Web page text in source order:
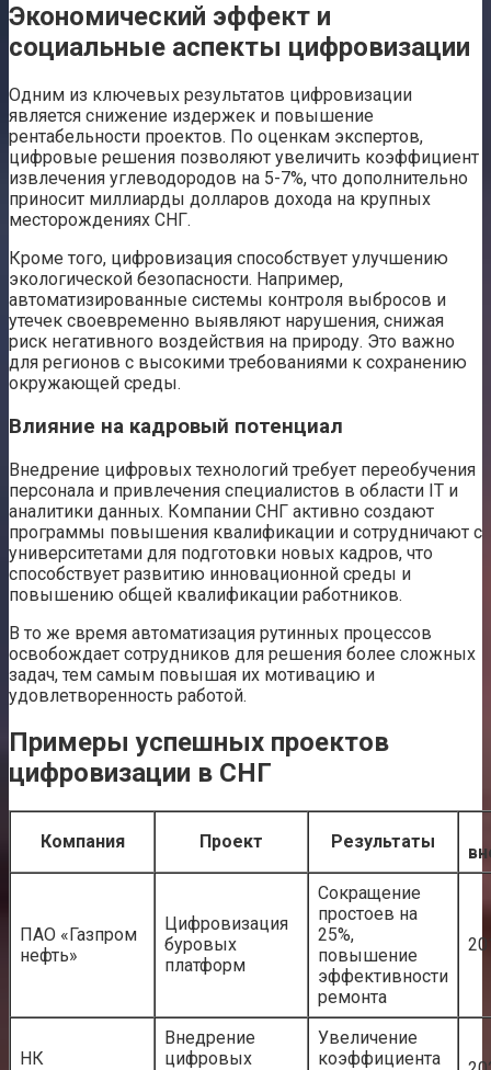
Экономический эффект и
социальные аспекты цифровизации
Одним из ключевых результатов цифровизации
является снижение издержек и повышение
рентабельности проектов. По оценкам экспертов,
цифровые решения позволяют увеличить коэффициент
извлечения углеводородов на 5-7%, что дополнительно
приносит миллиарды долларов дохода на крупных
месторождениях СНГ.
Кроме того, цифровизация способствует улучшению
экологической безопасности. Например,
автоматизированные системы контроля выбросов и
утечек своевременно выявляют нарушения, снижая
риск негативного воздействия на природу. Это важно
для регионов с высокими требованиями к сохранению
окружающей среды.
Влияние на кадровый потенциал
Внедрение цифровых технологий требует переобучения
персонала и привлечения специалистов в области IT и
аналитики данных. Компании СНГ активно создают
программы повышения квалификации и сотрудничают с
университетами для подготовки новых кадров, что
способствует развитию инновационной среды и
повышению общей квалификации работников.
В то же время автоматизация рутинных процессов
освобождает сотрудников для решения более сложных
задач, тем самым повышая их мотивацию и
удовлетворенность работой.
Примеры успешных проектов
цифровизации в СНГ
Компания Проект Результаты
ПАО «Газпром
нефть»
Цифровизация
буровых
платформ
Сокращение
простоев на
25%,
повышение
эффективности
ремонта
НК
Внедрение
цифровых
Увеличение
коэффициента